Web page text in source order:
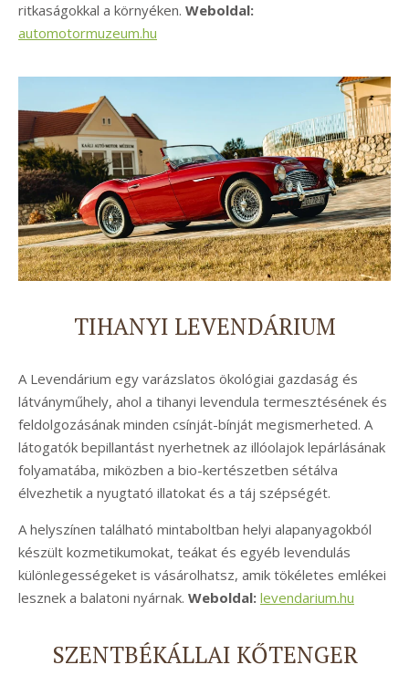
ritkaságokkal a környéken. Weboldal:
automotormuzeum.hu
TIHANYI LEVENDÁRIUM
A Levendárium egy varázslatos ökológiai gazdaság és
látványműhely, ahol a tihanyi levendula termesztésének és
feldolgozásának minden csínját-bínját megismerheted. A
látogatók bepillantást nyerhetnek az illóolajok lepárlásának
folyamatába, miközben a bio-kertészetben sétálva
élvezhetik a nyugtató illatokat és a táj szépségét.
A helyszínen található mintaboltban helyi alapanyagokból
készült kozmetikumokat, teákat és egyéb levendulás
különlegességeket is vásárolhatsz, amik tökéletes emlékei
lesznek a balatoni nyárnak. Weboldal: levendarium.hu
SZENTBÉKÁLLAI KŐTENGER